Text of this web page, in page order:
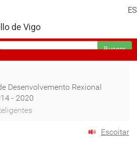
ES
de Vigo
Buscar
Desenvolvemento Rexional
- 2020
Escoitar